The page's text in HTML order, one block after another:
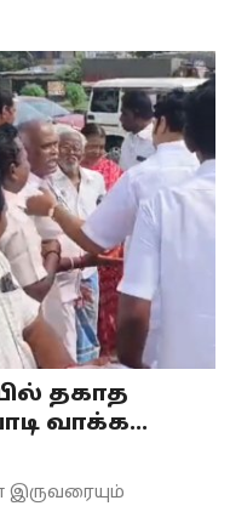
தகாத
வாக்க...
இருவரையும்